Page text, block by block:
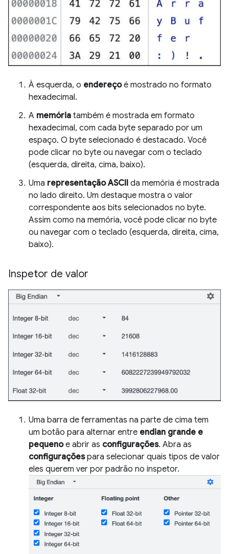
À esquerda, o endereçoé mostrado no formato
hexadecimal.
A memória também é mostrada em formato
hexadecimal, com cada byte separado por um
espaço. O byte selecionado é destacado. Você
pode clicar no byte ou navegar com o teclado
(esquerda, direita, cima, baixo).
Uma representação ASCII da memória é mostrada
no lado direito. Um destaque mostra o valor
correspondente aos bits selecionados no byte.
Assim como na memória, você pode clicar no byte
ou navegar com o teclado (esquerda, direita, cima,
baixo).
Inspetor de valor
Uma barra de ferramentas na parte de cima tem
um botão para alternar entre endian grande e
pequenoe abrir as configurações. Abra as
configuraçõespara selecionar quais tipos de valor
eles querem ver por padrão no inspetor.